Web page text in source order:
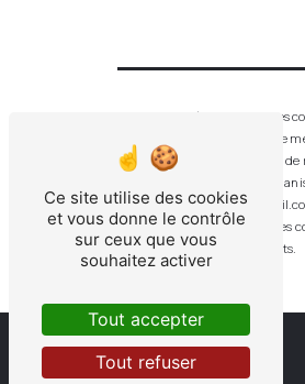
** Les données
seul but de répondre à votre
disposez de droits d’accès,
de contrôle, ainsi que
probatoires et de gestion des
d’informations sur vos droits.
Ce site utilise des cookies
et vous donne le contrôle
sur ceux que vous
souhaitez activer
Tout accepter
Tout refuser